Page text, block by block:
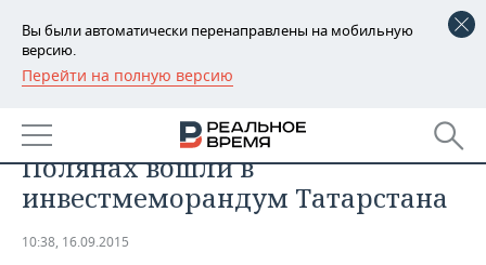
Вы были автоматически перенаправлены на мобильную
версию.
Перейти на полную версию
РЕГИОНЫ
БАШКОРТОСТАН
ТАТАРСТАН
НОВОСТИ
АНАЛИТИКА
стретч-пленки в Камских
Полянах вошли в
инвестмеморандум Татарстана
10:38, 16.09.2015